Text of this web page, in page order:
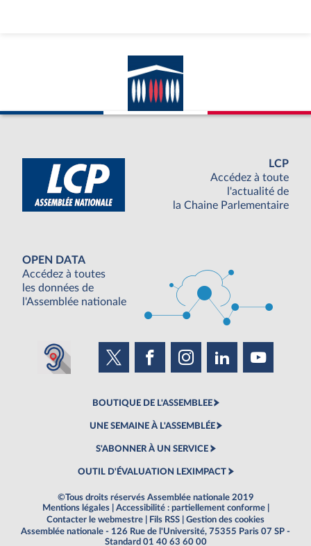
LCP
Accédez à toute
l'actualité de
la Chaine Parlementaire
OPEN DATA
Accédez à toutes
les données de
l'Assemblée nationale
BOUTIQUE DE L'ASSEMBLEE
UNE SEMAINE À L'ASSEMBLÉE
S'ABONNER À UN SERVICE
OUTIL D'ÉVALUATION LEXIMPACT
©Tous droits réservés Assemblée nationale 2019
Mentions légales
Accessibilité : partiellement conforme
Contacter le webmestre
Fils RSS
Gestion des cookies
Assemblée nationale - 126 Rue de l'Université, 75355 Paris 07 SP -
Standard 01 40 63 60 00